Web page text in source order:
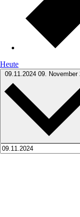
Heute
09.11.2024 09. November